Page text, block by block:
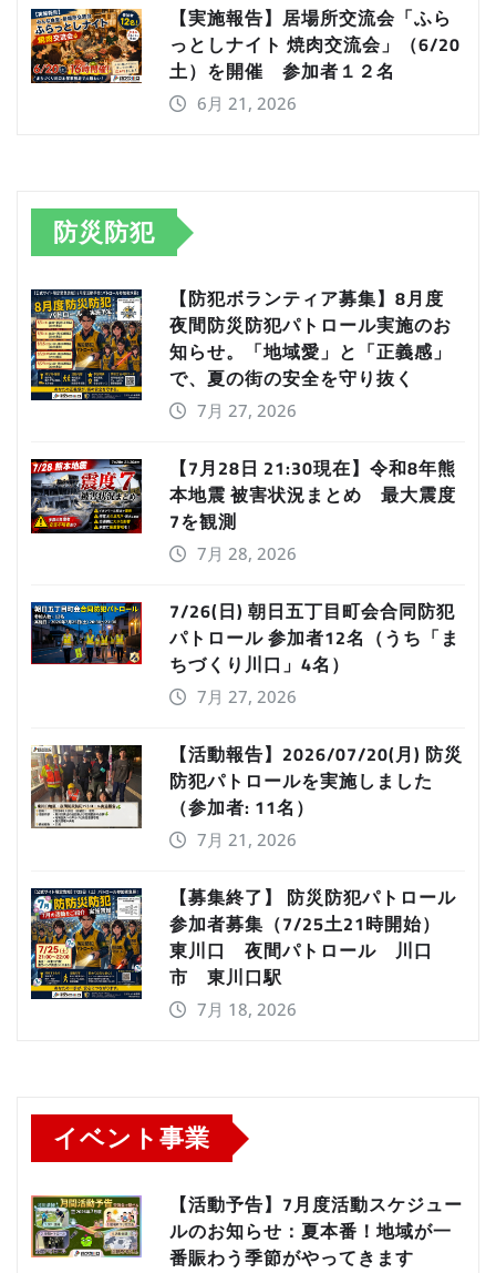
【実施報告】居場所交流会「ふら
っとしナイト 焼肉交流会」（6/20
土）を開催 参加者１２名
6月 21, 2026
防災防犯
【防犯ボランティア募集】8月度
夜間防災防犯パトロール実施のお
知らせ。「地域愛」と「正義感」
で、夏の街の安全を守り抜く
7月 27, 2026
【7月28日 21:30現在】令和8年熊
本地震 被害状況まとめ 最大震度
7を観測
7月 28, 2026
7/26(日) 朝日五丁目町会合同防犯
パトロール 参加者12名（うち「ま
ちづくり川口」4名）
7月 27, 2026
【活動報告】2026/07/20(月) 防災
防犯パトロールを実施しました
（参加者: 11名）
7月 21, 2026
【募集終了】 防災防犯パトロール
参加者募集（7/25土21時開始）
東川口 夜間パトロール 川口
市 東川口駅
7月 18, 2026
イベント事業
【活動予告】7月度活動スケジュー
ルのお知らせ：夏本番！地域が一
番賑わう季節がやってきます